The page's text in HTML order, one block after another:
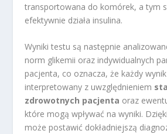
transportowana do komórek, a tym
efektywnie działa insulina.
Wyniki testu są następnie
norm glikemii oraz indywidualnych
pacjenta, co oznacza, że każdy
interpretowany z uwzględnieniem
zdrowotnych pacjenta oraz
które mogą wpływać na wyniki.
może postawić dokładniejszą